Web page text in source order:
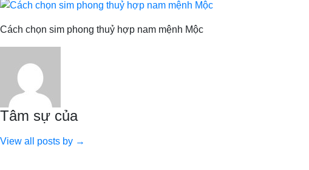
Cách chọn sim phong thuỷ hợp nam mệnh Mộc
Tâm sự của
View all posts by →